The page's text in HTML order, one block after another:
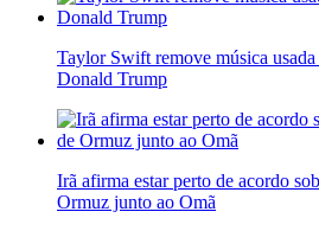
Taylor Swift remove música
Donald Trump
Irã afirma estar perto de acordo
Ormuz junto ao Omã